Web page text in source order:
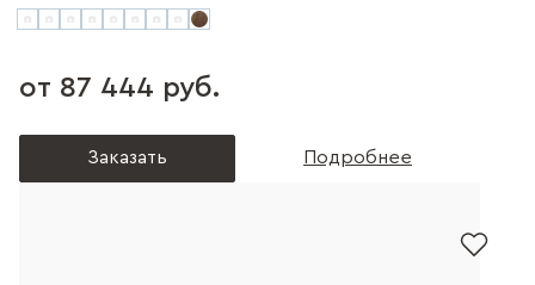
от 87 444 руб.
Заказать Подробнее